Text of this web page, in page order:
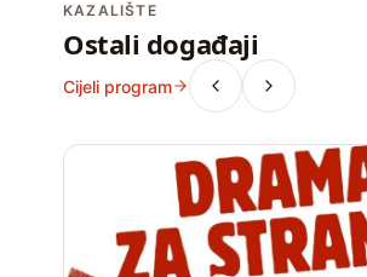
KAZALIŠTE
Ostali događaji
Cijeli program